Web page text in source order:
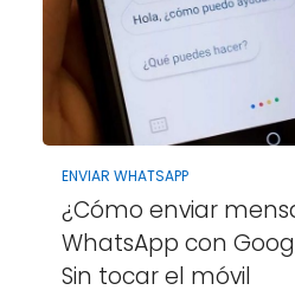
ENVIAR WHATSAPP
¿Cómo enviar
WhatsApp con
Sin tocar el móvil